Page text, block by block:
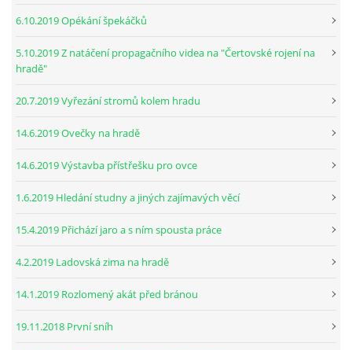
6.10.2019 Opékání špekáčků
5.10.2019 Z natáčení propagačního videa na "Čertovské rojení na
hradě"
20.7.2019 Vyřezání stromů kolem hradu
14.6.2019 Ovečky na hradě
14.6.2019 Výstavba přístřešku pro ovce
1.6.2019 Hledání studny a jiných zajímavých věcí
15.4.2019 Přichází jaro a s ním spousta práce
4.2.2019 Ladovská zima na hradě
14.1.2019 Rozlomený akát před bránou
19.11.2018 První sníh